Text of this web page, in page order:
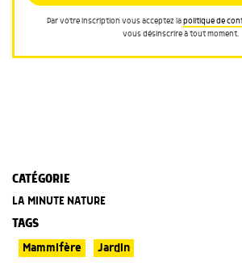
Par votre inscription vous acceptez la politique de
vous désinscrire à tout moment.
CATÉGORIE
LA MINUTE NATURE
TAGS
Mammifère Jardin